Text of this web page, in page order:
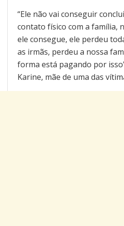
“Ele não vai conseguir
contato físico com a família,
ele consegue, ele perdeu
as irmãs, perdeu a nossa
forma está pagando por
Karine, mãe de uma das